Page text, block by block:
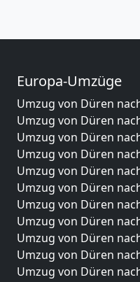
Europa-Umzüge
Umzug von Düren
Umzug von Düren
Umzug von Düren
Umzug von Düren
Umzug von Düren
Umzug von Düren
Umzug von Düren
Umzug von Düren
Umzug von Düren
Umzug von Düren
Umzug von Düren